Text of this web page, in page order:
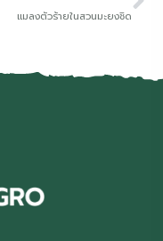
แมลงตัวร้ายในสวนมะยงชิด